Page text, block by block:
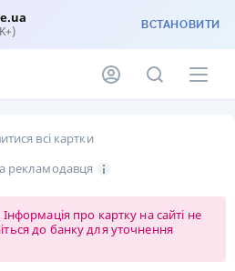
ВСТАНОВИТИ
всі картки
рекламодавця
про картку на сайті не
до банку для уточнення